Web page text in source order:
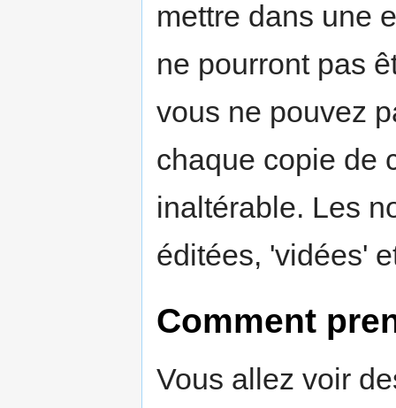
mettre dans une
ne pourront pas
vous ne pouvez
chaque copie de
inaltérable. Les
éditées, 'vidées'
Comment
Vous allez voir